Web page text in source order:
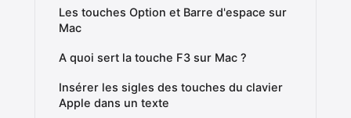
Les touches Option et Barre d'espace sur
Mac
A quoi sert la touche F3 sur Mac ?
Insérer les sigles des touches du clavier
Apple dans un texte